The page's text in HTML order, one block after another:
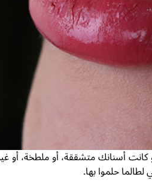
أسنانك متشققة، أو ملطخة، أو غير
حلموا بها.